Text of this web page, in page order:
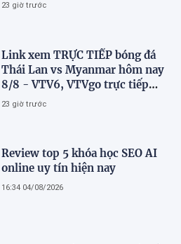
23 giờ trước
Link xem TRỰC TIẾP bóng đá
Thái Lan vs Myanmar hôm nay
8/8 - VTV6, VTVgo trực tiếp
AFF Cup 2026
23 giờ trước
Review top 5 khóa học SEO AI
online uy tín hiện nay
16:34 04/08/2026